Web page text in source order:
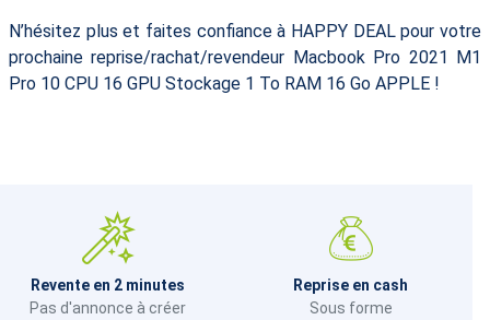
N’hésitez plus et faites confiance à HAPPY DEAL pour votre
prochaine reprise/rachat/revendeur Macbook Pro 2021 M1
Pro 10 CPU 16 GPU Stockage 1 To RAM 16 Go APPLE !
Revente en 2 minutes
Pas d'annonce à créer
Reprise en cash
Sous forme